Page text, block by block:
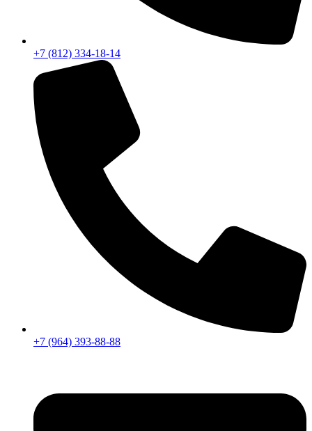
+7 (812) 334-18-14
+7 (964) 393-88-88